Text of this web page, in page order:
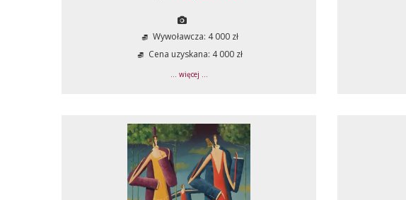
Wywoławcza: 4 000 zł
Cena uzyskana: 4 000 zł
... więcej ...